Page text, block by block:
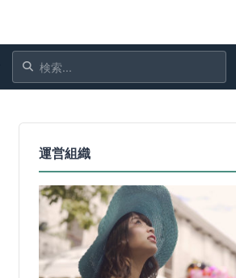
運営組織